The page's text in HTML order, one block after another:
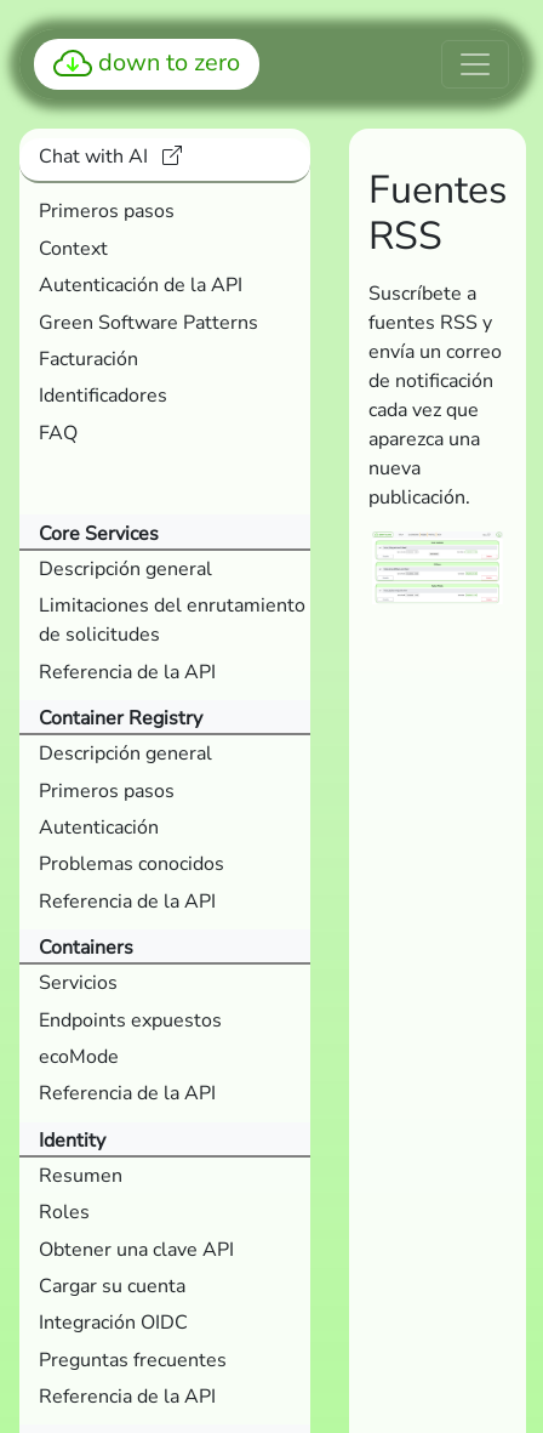
down to zero
Chat with AI
Primeros pasos
Context
Autenticación de la API
Green Software Patterns
Facturación
Identificadores
FAQ
Core Services
Descripción general
Limitaciones del enrutamiento
de solicitudes
Referencia de la API
Container Registry
Descripción general
Primeros pasos
Autenticación
Problemas conocidos
Referencia de la API
Containers
Servicios
Endpoints expuestos
ecoMode
Referencia de la API
Identity
Resumen
Roles
Obtener una clave API
Cargar su cuenta
Integración OIDC
Preguntas frecuentes
Referencia de la API
Fuentes
RSS
Suscríbete a
fuentes RSS y
envía un correo
de notificación
cada vez que
aparezca una
nueva
publicación.